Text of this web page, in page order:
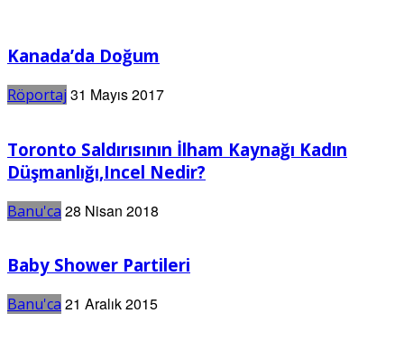
Kanada’da Doğum
Röportaj 31 Mayıs 2017
Toronto Saldırısının İlham Kaynağı Kadın
Düşmanlığı,Incel Nedir?
Banu'ca 28 Nisan 2018
Baby Shower Partileri
Banu'ca 21 Aralık 2015